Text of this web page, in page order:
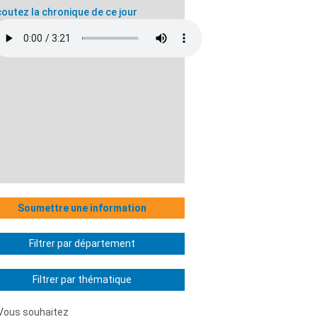
la chronique de ce jour
Soumettre une information
Filtrer par département
Filtrer par thématique
souhaitez